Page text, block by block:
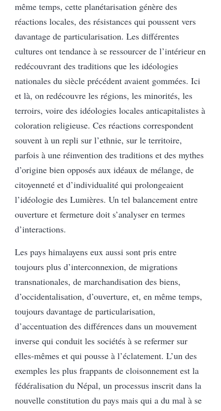
même temps, cette planétarisation génère des
réactions locales, des résistances qui poussent vers
davantage de particularisation. Les différentes
cultures ont tendance à se ressourcer de l’intérieur en
redécouvrant des traditions que les idéologies
nationales du siècle précédent avaient gommées. Ici
et là, on redécouvre les régions, les minorités, les
terroirs, voire des idéologies locales anticapitalistes à
coloration religieuse. Ces réactions correspondent
souvent à un repli sur l’ethnie, sur le territoire,
parfois à une réinvention des traditions et des mythes
d’origine bien opposés aux idéaux de mélange, de
citoyenneté et d’individualité qui prolongeaient
l’idéologie des Lumières. Un tel balancement entre
ouverture et fermeture doit s’analyser en termes
d’interactions.
Les pays himalayens eux aussi sont pris entre
toujours plus d’interconnexion, de migrations
transnationales, de marchandisation des biens,
d’occidentalisation, d’ouverture, et, en même temps,
toujours davantage de particularisation,
d’accentuation des différences dans un mouvement
inverse qui conduit les sociétés à se refermer sur
elles-mêmes et qui pousse à l’éclatement. L’un des
exemples les plus frappants de cloisonnement est la
fédéralisation du Népal, un processus inscrit dans la
nouvelle constitution du pays mais qui a du mal à se